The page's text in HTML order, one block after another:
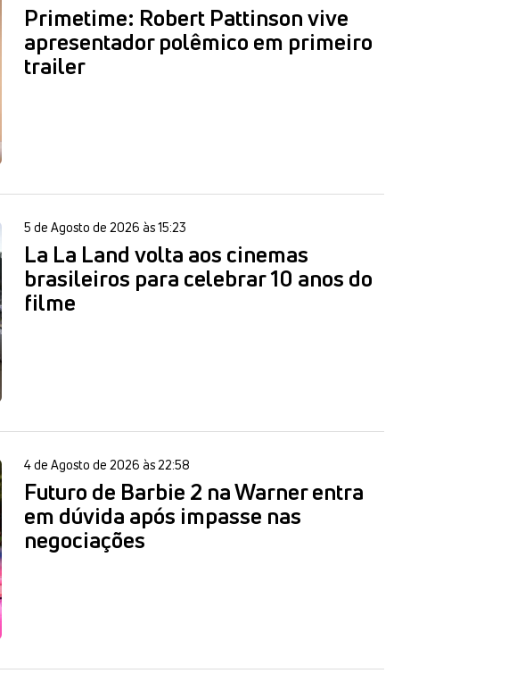
Primetime: Robert Pattinson vive
apresentador polêmico em primeiro
trailer
5 de Agosto de 2026 às 15:23
La La Land volta aos cinemas
brasileiros para celebrar 10 anos do
filme
4 de Agosto de 2026 às 22:58
Futuro de Barbie 2 na Warner entra
em dúvida após impasse nas
negociações